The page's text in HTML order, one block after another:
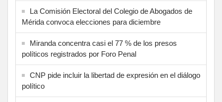
La Comisión Electoral del Colegio de Abogados de
Mérida convoca elecciones para diciembre
Miranda concentra casi el 77 % de los presos
políticos registrados por Foro Penal
CNP pide incluir la libertad de expresión en el diálogo
político